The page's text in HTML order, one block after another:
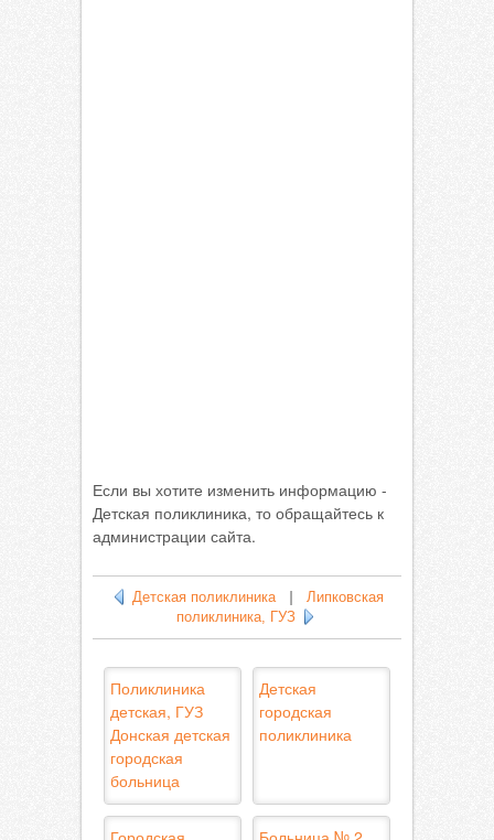
Если вы хотите изменить информацию -
Детская поликлиника, то обращайтесь к
администрации сайта.
Детская поликлиника| Липковская
поликлиника, ГУЗ
Поликлиника
детская, ГУЗ
Донская детская
городская
больница
Детская
городская
поликлиника